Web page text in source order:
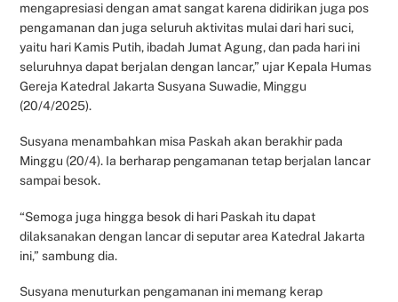
mengapresiasi dengan amat sangat karena didirikan juga pos
pengamanan dan juga seluruh aktivitas mulai dari hari suci,
yaitu hari Kamis Putih, ibadah Jumat Agung, dan pada hari ini
seluruhnya dapat berjalan dengan lancar,” ujar Kepala Humas
Gereja Katedral Jakarta Susyana Suwadie, Minggu
(20/4/2025).
Susyana menambahkan misa Paskah akan berakhir pada
Minggu (20/4). Ia berharap pengamanan tetap berjalan lancar
sampai besok.
“Semoga juga hingga besok di hari Paskah itu dapat
dilaksanakan dengan lancar di seputar area Katedral Jakarta
ini,” sambung dia.
Susyana menuturkan pengamanan ini memang kerap